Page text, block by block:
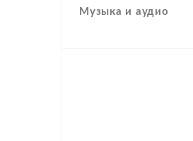
Музыка и аудио